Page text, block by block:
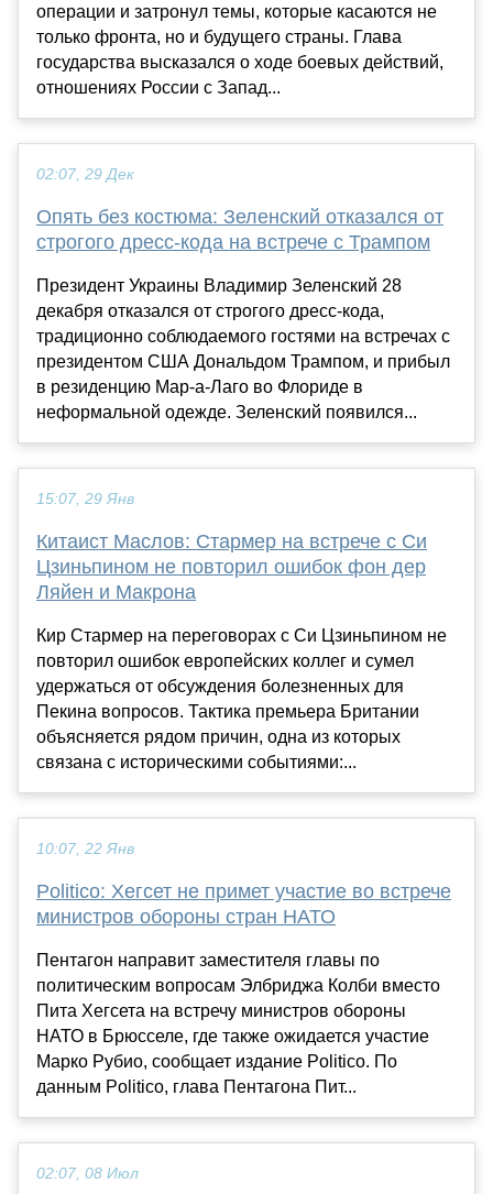
операции и затронул темы, которые касаются не
только фронта, но и будущего страны. Глава
государства высказался о ходе боевых действий,
отношениях России с Запад...
02:07, 29 Дек
Опять без костюма: Зеленский отказался от
строгого дресс-кода на встрече с Трампом
Президент Украины Владимир Зеленский 28
декабря отказался от строгого дресс-кода,
традиционно соблюдаемого гостями на встречах с
президентом США Дональдом Трампом, и прибыл
в резиденцию Мар-а-Лаго во Флориде в
неформальной одежде. Зеленский появился...
15:07, 29 Янв
Китаист Маслов: Стармер на встрече с Си
Цзиньпином не повторил ошибок фон дер
Ляйен и Макрона
Кир Стармер на переговорах с Си Цзиньпином не
повторил ошибок европейских коллег и сумел
удержаться от обсуждения болезненных для
Пекина вопросов. Тактика премьера Британии
объясняется рядом причин, одна из которых
связана с историческими событиями:...
10:07, 22 Янв
Politico: Хегсет не примет участие во встрече
министров обороны стран НАТО
Пентагон направит заместителя главы по
политическим вопросам Элбриджа Колби вместо
Пита Хегсета на встречу министров обороны
НАТО в Брюсселе, где также ожидается участие
Марко Рубио, сообщает издание Politico. По
данным Politico, глава Пентагона Пит...
02:07, 08 Июл